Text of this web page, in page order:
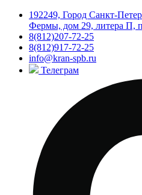
192249, Город Санкт-
Фермы, дом 29, литера П,
8(812)207-72-25
8(812)917-72-25
info@kran-spb.ru
Телеграм